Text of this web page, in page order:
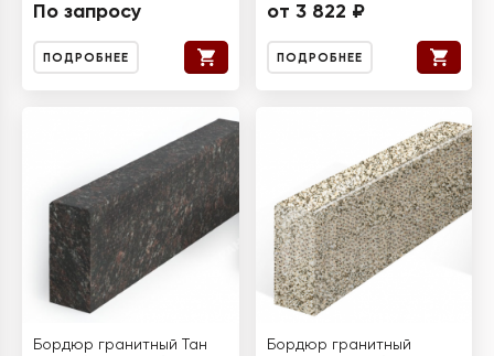
По запросу
ПОДРОБНЕЕ
от 3 822 ₽
ПОДРОБНЕЕ
Бордюр гранитный Тан
Бордюр гранитный